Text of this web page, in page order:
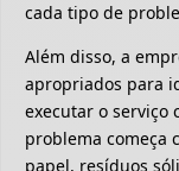
cada tipo de
Além disso, a
apropriados para
executar o serviço
problema começa
papel, resíduos